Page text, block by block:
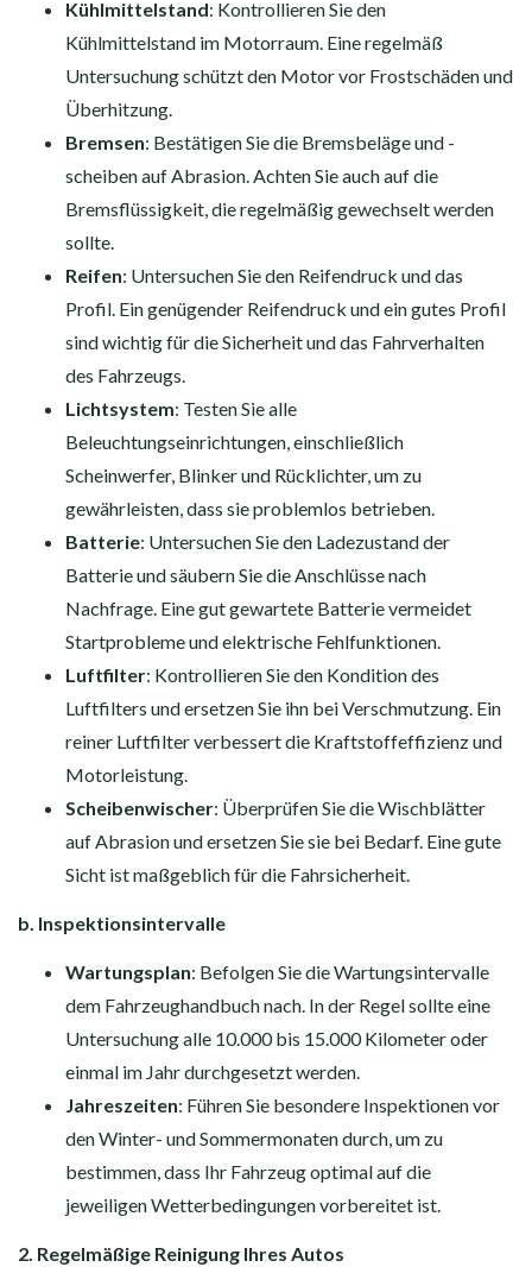
Kühlmittelstand: Kontrollieren Sie den
Kühlmittelstand im Motorraum. Eine regelmäß
Untersuchung schützt den Motor vor Frostschäden und
Überhitzung.
Bremsen: Bestätigen Sie die Bremsbeläge und -
scheiben auf Abrasion. Achten Sie auch auf die
Bremsflüssigkeit, die regelmäßig gewechselt werden
sollte.
Reifen: Untersuchen Sie den Reifendruck und das
Profil. Ein genügender Reifendruck und ein gutes Profil
sind wichtig für die Sicherheit und das Fahrverhalten
des Fahrzeugs.
Lichtsystem: Testen Sie alle
Beleuchtungseinrichtungen, einschließlich
Scheinwerfer, Blinker und Rücklichter, um zu
gewährleisten, dass sie problemlos betrieben.
Batterie: Untersuchen Sie den Ladezustand der
Batterie und säubern Sie die Anschlüsse nach
Nachfrage. Eine gut gewartete Batterie vermeidet
Startprobleme und elektrische Fehlfunktionen.
Luftfilter: Kontrollieren Sie den Kondition des
Luftfilters und ersetzen Sie ihn bei Verschmutzung. Ein
reiner Luftfilter verbessert die Kraftstoffeffizienz und
Motorleistung.
Scheibenwischer: Überprüfen Sie die Wischblätter
auf Abrasion und ersetzen Sie sie bei Bedarf. Eine gute
Sicht ist maßgeblich für die Fahrsicherheit.
b. Inspektionsintervalle
Wartungsplan: Befolgen Sie die Wartungsintervalle
dem Fahrzeughandbuch nach. In der Regel sollte eine
Untersuchung alle 10.000 bis 15.000 Kilometer oder
einmal im Jahr durchgesetzt werden.
Jahreszeiten: Führen Sie besondere Inspektionen vor
den Winter- und Sommermonaten durch, um zu
bestimmen, dass Ihr Fahrzeug optimal auf die
jeweiligen Wetterbedingungen vorbereitet ist.
2. Regelmäßige Reinigung Ihres Autos